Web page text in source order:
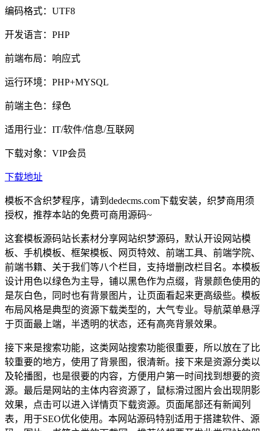
编码格式：UTF8
开发语言：PHP
前端布局：响应式
运行环境：PHP+MYSQL
前端主色：绿色
适用行业：IT/软件/信息/互联网
下载对象：VIP会员
下载地址
模板不含织梦程序，请到dedecms.com下载安装，织梦商用须
授权，推荐本站的免费可商用源码~
这套模板源码站长素材分享网站织梦源码，默认开设网站模
板、手机模板、框架模板、网页特效、前端工具、前端学院、
前端书籍、关于我们等八个栏目，支持增删改栏目名。本模板
设计用色以绿色为主导，铺以黑色作为点缀，背景颜色使用的
是灰白色，同时也有背景图片，让页面看起来更高级些。模板
布局风格是典型的资源下载类型的，大气专业。导航菜单悬浮
于页面最上端，半透明的状态，还有高亮背景效果。
接下来是搜索功能，这类网站搜索功能很重要，所以放在了比
较重要的地方，使用了背景图，很清新。接下来是资源分类以
及轮播图，也是很要的内容，方便用户第一时间找到想要的资
源。最后是网站的主体内容资源了，鼠标滑过图片会出现阴影
效果，点击可以进入详情页下载资源。页面尾部还有新闻列
表，用于SEO优化使用。本网站源码特别适用于搭建软件、源